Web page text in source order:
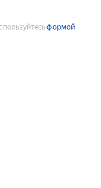
формой